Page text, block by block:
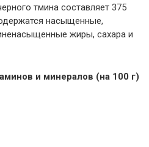
тмина составляет 375
насыщенные,
жиры, сахара и
и минералов (на 100 г)